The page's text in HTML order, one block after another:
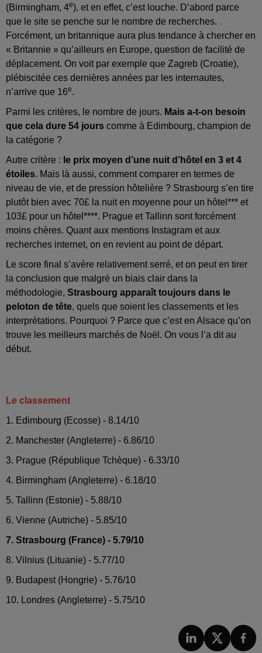
(Birmingham, 4e), et en effet, c’est louche. D’abord parce
que le site se penche sur le nombre de recherches.
Forcément, un britannique aura plus tendance à chercher en
« Britannie » qu’ailleurs en Europe, question de facilité de
déplacement. On voit par exemple que Zagreb (Croatie),
plébiscitée ces dernières années par les internautes,
n’arrive que 16e.
Parmi les critères, le nombre de jours. Mais a-t-on besoin
que cela dure 54 jours comme à Edimbourg, champion de
la catégorie ?
Autre critère : le prix moyen d’une nuit d’hôtel en 3 et 4
étoiles. Mais là aussi, comment comparer en termes de
niveau de vie, et de pression hôtelière ? Strasbourg s’en tire
plutôt bien avec 70£ la nuit en moyenne pour un hôtel*** et
103£ pour un hôtel****. Prague et Tallinn sont forcément
moins chères. Quant aux mentions Instagram et aux
recherches internet, on en revient au point de départ.
Le score final s’avère relativement serré, et on peut en tirer
la conclusion que malgré un biais clair dans la
méthodologie, Strasbourg apparaît toujours dans le
peloton de tête, quels que soient les classements et les
interprétations. Pourquoi ? Parce que c’est en Alsace qu’on
trouve les meilleurs marchés de Noël. On vous l’a dit au
début.
Le classement
1. Edimbourg (Ecosse) - 8.14/10
2. Manchester (Angleterre) - 6.86/10
3. Prague (République Tchèque) - 6.33/10
4. Birmingham (Angleterre) - 6.18/10
5. Tallinn (Estonie) - 5.88/10
6. Vienne (Autriche) - 5.85/10
7. Strasbourg (France) - 5.79/10
8. Vilnius (Lituanie) - 5.77/10
9. Budapest (Hongrie) - 5.76/10
10. Londres (Angleterre) - 5.75/10